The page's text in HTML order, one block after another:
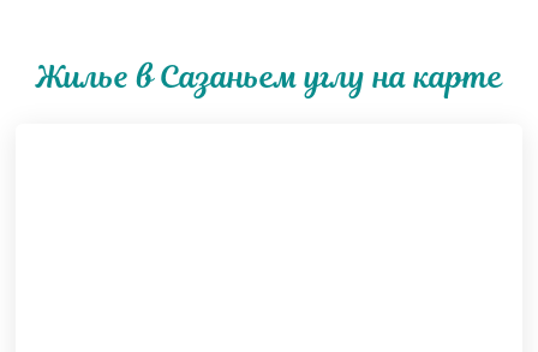
Жилье в Сазаньем углу на карте